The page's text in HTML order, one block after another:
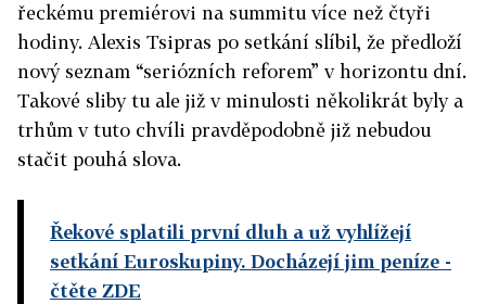
řeckému premiérovi na summitu více než čtyři
hodiny. Alexis Tsipras po setkání slíbil, že předloží
nový seznam “seriózních reforem” v horizontu dní.
Takové sliby tu ale již v minulosti několikrát byly a
trhům v tuto chvíli pravděpodobně již nebudou
stačit pouhá slova.
Řekové splatili první dluh a už vyhlížejí
setkání Euroskupiny. Docházejí jim peníze -
čtěte ZDE